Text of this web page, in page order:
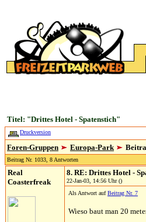
Titel: "Drittes Hotel - Spatenstich"
Druckversion
Foren-Gruppen Europa-Park
Beitrag Nr. 1033, 8 Antworten
Real
Coasterfreak
8. RE: Drittes Hotel -
22-Jan-03, 14:56 Uhr ()
Als Antwort aufBeitrag Nr. 7
Wieso baut man 20